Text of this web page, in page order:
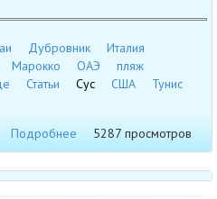
Дубровник
Италия
Марокко ОАЭ
пляж
Статьи Сус США
Тунис
Подробнее
5287 просмотров